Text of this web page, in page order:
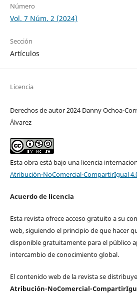
Número
Vol. 7 Núm. 2 (2024)
Sección
Artículos
Licencia
Derechos de autor 2024 Danny Ochoa-
Álvarez
Esta obra está bajo una licencia
Atribución-NoComercial-CompartirIgual
Acuerdo de licencia
Esta revista ofrece acceso gratuito a su
web, siguiendo el principio de que hacer
disponible gratuitamente para el público
intercambio de conocimiento global.
El contenido web de la revista se
Atribución-NoComercial-